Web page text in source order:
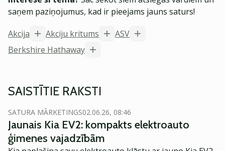
saņem paziņojumus, kad ir pieejams jauns saturs!
Akcija
Akciju kritums
ASV
Berkshire Hathaway
SAISTĪTIE RAKSTI
SATURA MĀRKETINGS02.06.26, 08:46
Jaunais Kia EV2: kompakts elektroauto
ģimenes vajadzībām